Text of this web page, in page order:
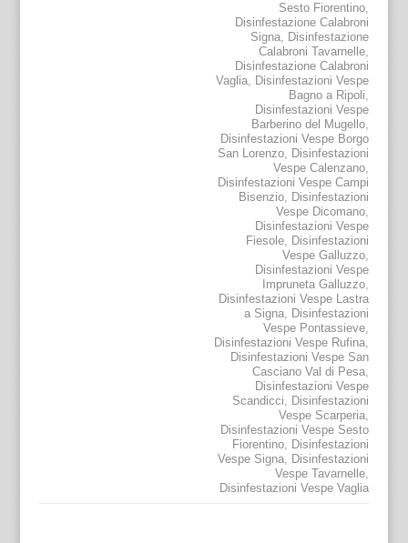
Sesto Fiorentino
Disinfestazione Calabroni
Signa Disinfestazione
Calabroni Tavarnelle
Disinfestazione Calabroni
Vaglia Disinfestazioni Vespe
Bagno a Ripoli
Disinfestazioni Vespe
Barberino del Mugello
Disinfestazioni Vespe Borgo
San Lorenzo Disinfestazioni
Vespe Calenzano
Disinfestazioni Vespe Campi
Bisenzio Disinfestazioni
Vespe Dicomano
Disinfestazioni Vespe
Fiesole Disinfestazioni
Vespe Galluzzo
Disinfestazioni Vespe
Impruneta Galluzzo
Disinfestazioni Vespe Lastra
a Signa Disinfestazioni
Vespe Pontassieve
Disinfestazioni Vespe Rufina
Disinfestazioni Vespe San
Casciano Val di Pesa
Disinfestazioni Vespe
Scandicci
Disinfestazioni
Vespe Scarperia
Disinfestazioni Vespe Sesto
Fiorentino Disinfestazioni
Vespe Signa Disinfestazioni
Vespe Tavarnelle
Disinfestazioni Vespe Vaglia